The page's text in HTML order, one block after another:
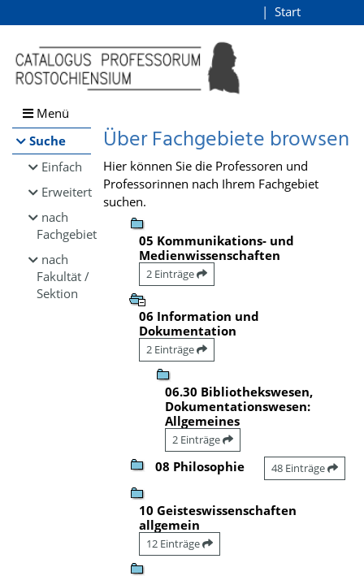
Browsen
direkt zum Inhalt
Start
Menü
Suche
Einfach
Erweitert
nach
Fachgebiet
nach
Fakultät /
Sektion
Über Fachgebiete browsen
Hier können Sie die Professoren und
Professorinnen nach Ihrem Fachgebiet
suchen.
05 Kommunikations- und
Medienwissenschaften
2 Einträge
06 Information und
Dokumentation
2 Einträge
06.30 Bibliothekswesen,
Dokumentationswesen:
Allgemeines
2 Einträge
08 Philosophie 48 Einträge
10 Geisteswissenschaften
allgemein
12 Einträge